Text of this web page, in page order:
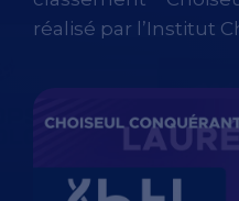
réalisé par l’Institut